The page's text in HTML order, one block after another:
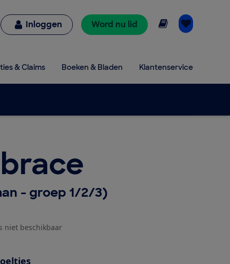
Inloggen Word nu lid Online lezen
& Claims Boeken & Bladen Klantenservice
- groep 1/2/3)
niet beschikbaar